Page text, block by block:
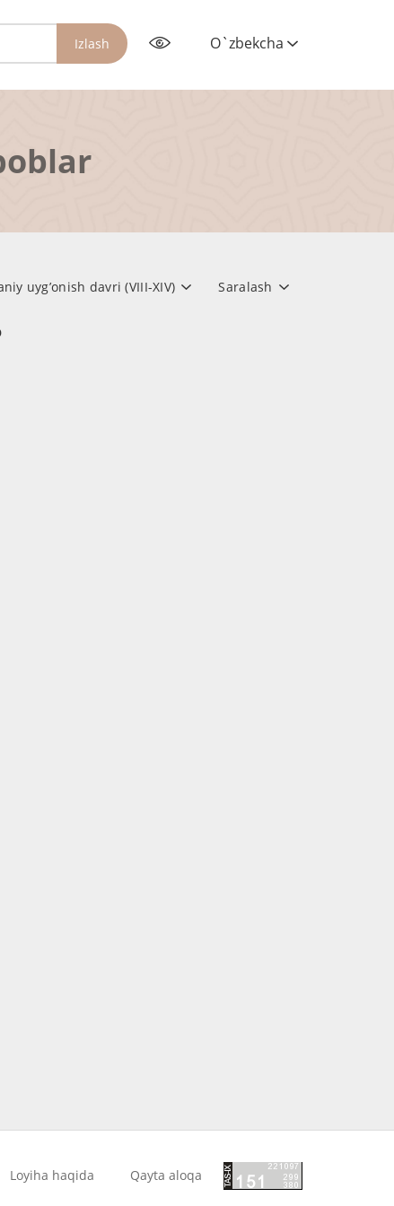
Izlash O`zbekcha
Saralash
uyg’onish davri (VIII-XIV)
Loyiha haqida Qayta aloqa